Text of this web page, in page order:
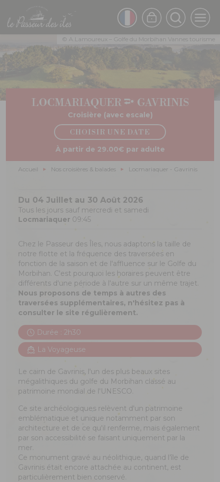
contenu
principal
FRENCH
ENGLISH
© A.Lamoureux – Golfe du Morbihan Vannes tourisme
LOCMARIAQUER GAVRINIS
Croisière (avec escale)
CHOISIR UNE DATE
À partir de 29.00€ par adulte
Fil
Accueil Nos croisières & balades Locmariaquer - Gavrinis
Durée : 2h30
La Voyageuse
Le cairn de Gavrinis, l'un des plus beaux sites
mégalithiques du golfe du Morbihan classé au
patrimoine mondial de l'UNESCO.
Ce site archéologiques relèvent d'un patrimoine
emblématique et unique notamment par son
architecture et de ce qu'il renferme, mais également
par son accessibilité se faisant uniquement par la
mer.
Ce monument gravé au néolithique, quand l’île de
Gavrinis était encore attachée au continent, est
particulièrement bien conservé.
Du 04 Juillet au 30 Août 2026
Tous les jours sauf mercredi et samedi
Locmariaquer 09:45
Chez le Passeur des Îles, nous adaptons la taille de
notre flotte et la fréquence des traversées en
fonction de la saison et de l'affluence sur le Golfe du
Morbihan. C'est pourquoi les horaires peuvent être
différents d'une période à l'autre sur un même trajet.
Nous proposons de temps à autres des
traversées supplémentaires, n'hésitez pas à
consulter le site régulièrement.